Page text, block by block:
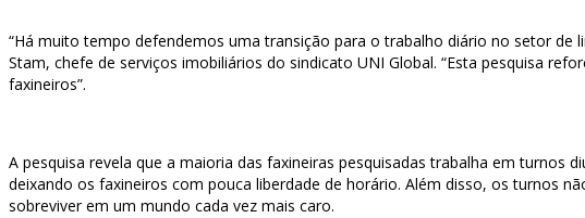
“Há muito tempo defendemos uma transição para o trabalho diário no setor de
Stam, chefe de serviços imobiliários do sindicato UNI Global. “Esta pesquisa
faxineiros”.
A pesquisa revela que a maioria das faxineiras pesquisadas trabalha em
deixando os faxineiros com pouca liberdade de horário. Além disso, os turnos
sobreviver em um mundo cada vez mais caro.